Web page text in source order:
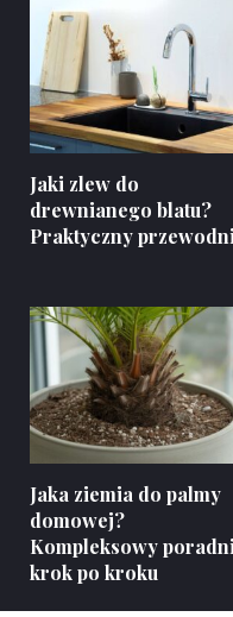
Jaki zlew do
drewnianego blatu?
Praktyczny
Jaka ziemia do palmy
domowej?
Kompleksowy
krok po kroku